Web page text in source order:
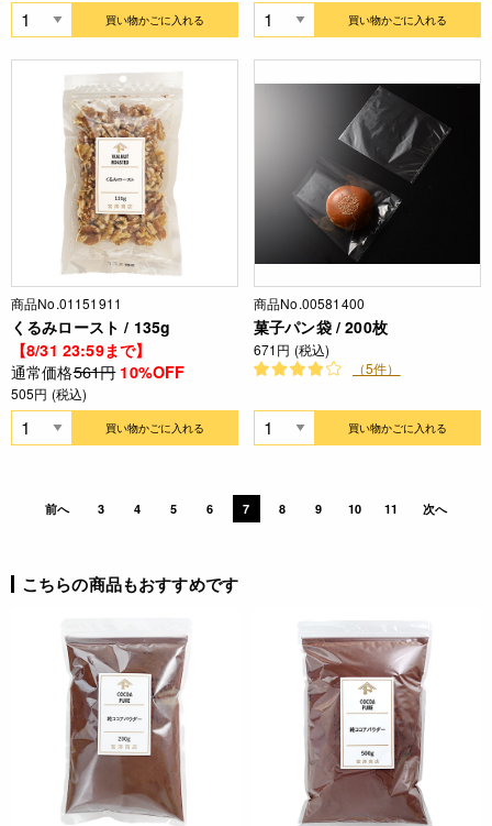
買い物かごに入れる 買い物かごに入れる
商品No.01151911
くるみロースト / 135g
【8/31 23:59まで】
通常価格561円 10%OFF
505円 (税込)
買い物かごに入れる
商品No.00581400
菓子パン袋 / 200枚
671円 (税込)
（5件）
買い物かごに入れる
前へ 3 4 5 6 7 8 9 10 11 次へ
こちらの商品もおすすめです